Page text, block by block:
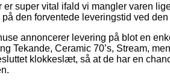
super vital ifald vi mangler varen
den forventede leveringstid ved
annoncerer levering på blot en
Tekande, Ceramic 70’s, Stream,
klokkeslæt, så at de har en